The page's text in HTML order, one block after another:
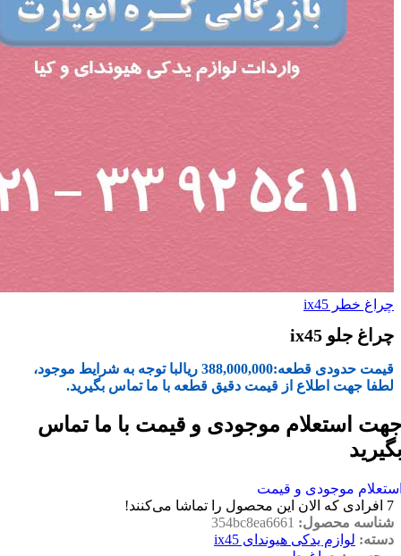
چراغ خطر ix45
چراغ جلو ix45
قیمت حدودی قطعه:388,000,000 ریالبا توجه به شرایط موجود،
لطفا جهت اطلاع از قیمت دقیق قطعه با ما تماس بگیرید.
استعلام موجودی و قیمت با ما تماس
موجودی و قیمت
7 افرادی که الان این محصول را تماشا می‌کنند!
شناسه محصول: 354bc8ea6661
دسته: لوازم یدکی هیوندای ix45